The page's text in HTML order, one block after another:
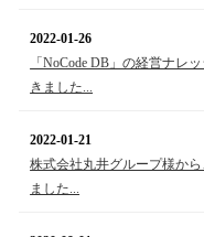
2022-01-26
「NoCode DB」の経営ナレ
きました...
2022-01-21
株式会社丸井グループ様か
ました...